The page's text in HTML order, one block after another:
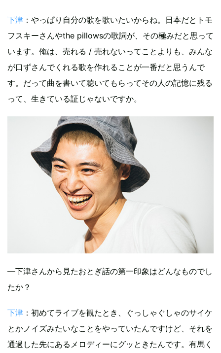
下津 ：やっぱり自分の歌を歌いたいからね。日本だとトモ
フスキーさんやthe pillowsの歌詞が、その極みだと思って
います。俺は、売れる / 売れないってことよりも、みんな
が口ずさんでくれる歌を作れることが一番だと思うんで
す。だって曲を書いて聴いてもらってその人の記憶に残る
って、生きている証じゃないですか。
―下津さんから見たおとぎ話の第一印象はどんなものでし
たか？
下津 ：初めてライブを観たとき、ぐっしゃぐしゃのサイケ
とかノイズみたいなことをやっていたんですけど、それを
通過した先にあるメロディーにグッときたんです。有馬く